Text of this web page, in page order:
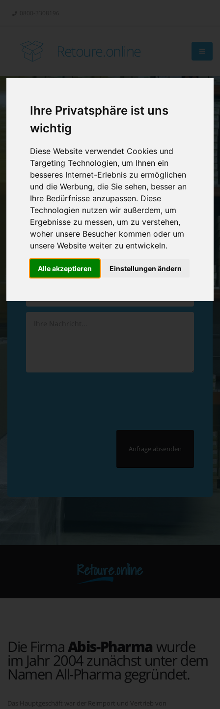
Ihre Privatsphäre ist uns
wichtig
Diese Website verwendet Cookies und
Targeting Technologien, um Ihnen ein
besseres Internet-Erlebnis zu ermöglichen
und die Werbung, die Sie sehen, besser an
Ihre Bedürfnisse anzupassen. Diese
Technologien nutzen wir außerdem, um
Ergebnisse zu messen, um zu verstehen,
woher unsere Besucher kommen oder um
unsere Website weiter zu entwickeln.
Alle akzeptieren Einstellungen ändern
Retoure.online
Retouren-
Management?
Vereinbaren Sie einenRückruf
Hinterlassen Sie uns gern eine persönliche Nachricht.
Retoure.online
Die Firma Abis-Pharma wurde
im Jahr 2004 zunächst unter dem
Namen All-Pharma gegründet.
Das Hauptgeschäft war der Reimport und Vertrieb von